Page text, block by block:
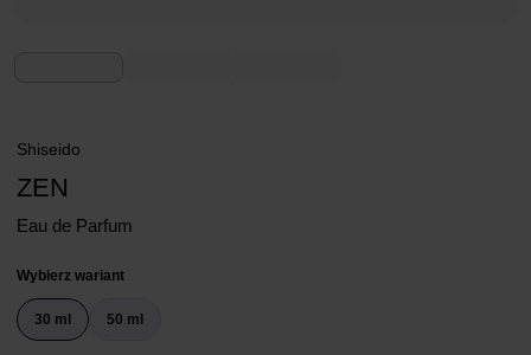
Shiseido
ZEN
Eau de Parfum
Wybierz wariant
30 ml 50 ml